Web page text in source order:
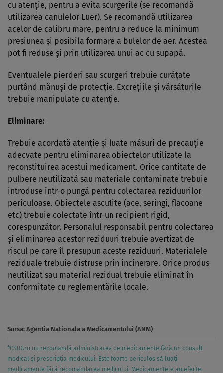
cu atenţie, pentru a evita scurgerile (se recomandă
utilizarea canulelor Luer). Se recomandă utilizarea
acelor de calibru mare, pentru a reduce la minimum
presiunea şi posibila formare a bulelor de aer. Acestea
pot fi reduse şi prin utilizarea unui ac cu supapă.
Eventualele pierderi sau scurgeri trebuie curăţate
purtând mănuşi de protecţie. Excreţiile şi vărsăturile
trebuie manipulate cu atenţie.
Eliminare:
Trebuie acordată atenţie şi luate măsuri de precauţie
adecvate pentru eliminarea obiectelor utilizate la
reconstituirea acestui medicament. Orice cantitate de
pulbere neutilizată sau materiale contaminate trebuie
introduse într-o pungă pentru colectarea reziduurilor
periculoase. Obiectele ascuţite (ace, seringi, flacoane
etc) trebuie colectate într-un recipient rigid,
corespunzător. Personalul responsabil pentru colectarea
şi eliminarea acestor reziduuri trebuie avertizat de
riscul pe care îl presupun aceste reziduuri. Materialele
reziduale trebuie distruse prin incinerare. Orice produs
neutilizat sau material rezidual trebuie eliminat în
conformitate cu reglementările locale.
Sursa: Agentia Nationala a Medicamentului (ANM)
*CSID.ro nu recomandă administrarea de medicamente fără un consult
medical și prescripția medicului. Este foarte periculos să luați
medicamente fără recomandarea medicului. Medicamentele au efecte